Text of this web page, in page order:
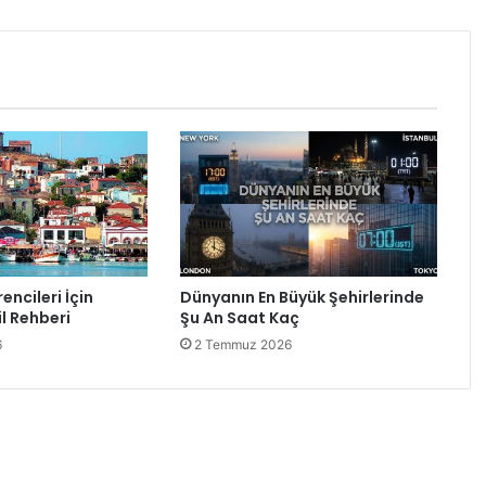
İçin
Rehberi
Dünyanın En Büyük Şehirlerinde
Şu An Saat Kaç
2 Temmuz 2026